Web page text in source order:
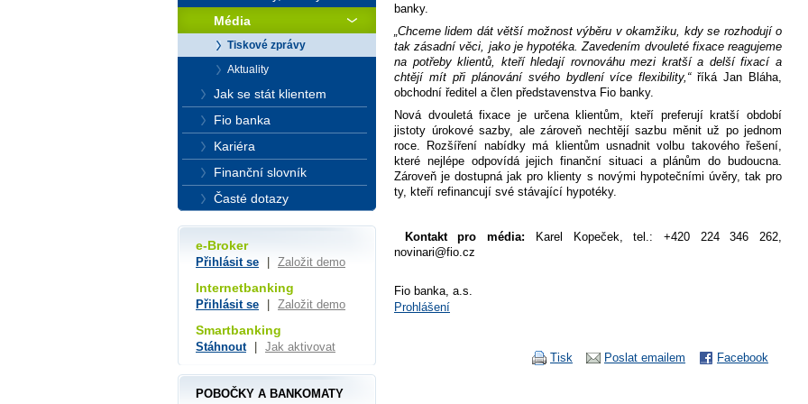
banky.
„Chceme lidem dát větší možnost výběru v okamžiku, kdy se rozhodují o
tak zásadní věci, jako je hypotéka. Zavedením dvouleté fixace reagujeme
na potřeby klientů, kteří hledají rovnováhu mezi kratší a delší fixací a
chtějí mít při plánování svého bydlení více flexibility,“říká Jan Bláha,
obchodní ředitel a člen představenstva Fio banky.
Nová dvouletá fixace je určena klientům, kteří preferují kratší období
jistoty úrokové sazby, ale zároveň nechtějí sazbu měnit už po jednom
roce. Rozšíření nabídky má klientům usnadnit volbu takového řešení,
které nejlépe odpovídá jejich finanční situaci a plánům do budoucna.
Zároveň je dostupná jak pro klienty s novými hypotečními úvěry, tak pro
ty, kteří refinancují své stávající hypotéky.
Kontakt pro média:
Karel Kopeček, tel.: +420 224 346 262,
novinari@fio.cz
Fio banka, a.s.
Prohlášení
Facebook
Poslat emailem
Tisk
Média
Tiskové zprávy
Aktuality
Jak se stát klientem
Fio banka
Kariéra
Finanční slovník
Časté dotazy
e-Broker
Přihlásit se Založit demo
Internetbanking
Přihlásit se Založit demo
Smartbanking
Stáhnout Jak aktivovat
POBOČKY A BANKOMATY